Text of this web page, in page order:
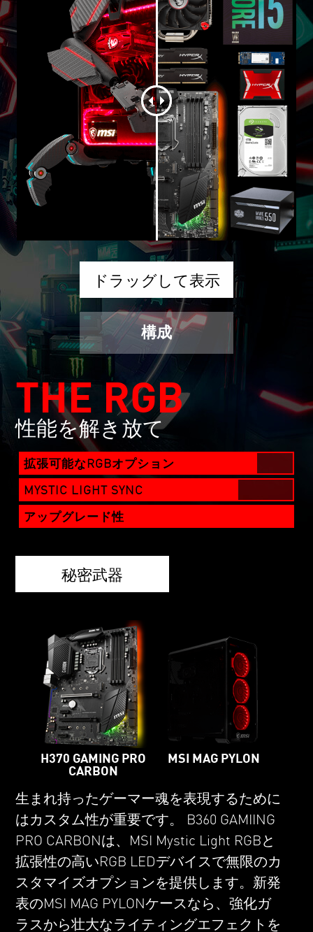
ドラッグして表示
構成
THE RGB
性能を解き放て
拡張可能なRGBオプション
MYSTIC LIGHT SYNC
アップグレード性
秘密武器
H370 GAMING PRO
CARBON
MSI MAG PYLON
生まれ持ったゲーマー魂を表現するために
はカスタム性が重要です。 B360 GAMIING
PRO CARBONは、MSI Mystic Light RGBと
拡張性の高いRGB LEDデバイスで無限のカ
スタマイズオプションを提供します。新発
表のMSI MAG PYLONケースなら、強化ガ
ラスから壮大なライティングエフェクトを